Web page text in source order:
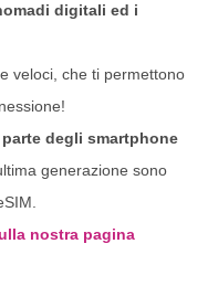
digitali ed i
veloci, che ti permettono
degli smartphone
generazione sono
nostra pagina